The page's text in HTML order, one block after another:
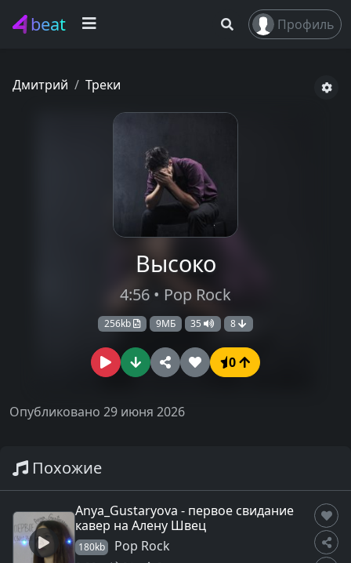
beat Профиль
Дмитрий Треки
Высоко
4:56 • Pop Rock
256kb 9МБ 35 8
0
Опубликовано 29 июня 2026
Похожие
Anya_Gustaryova - первое свидание
кавер на Алену Швец
180kb Pop Rock